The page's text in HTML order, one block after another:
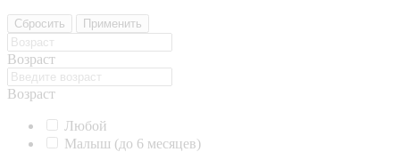
Сбросить Применить
Возраст
Возраст
Любой
Малыш (до 6 месяцев)